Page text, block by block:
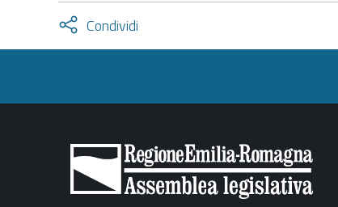
Condividi
facebook
twitter
Attiva
condividi